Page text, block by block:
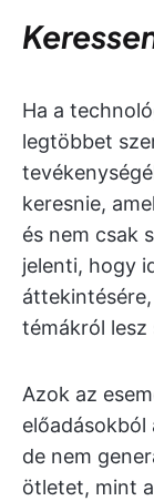
Ha a
legtöbbet
keresnie,
és nem csak
jelenti, hogy
témákról lesz
Azok az
de nem
ötletet, mint